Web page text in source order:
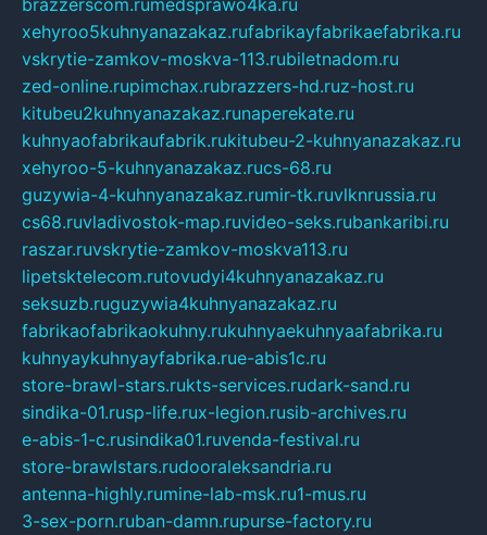
xehyroo5kuhnyanazakaz.rufabrikayfabrikaefabrika.ru
vskrytie-zamkov-moskva-113.rubiletnadom.ru
zed-online.rupimchax.rubrazzers-hd.ruz-host.ru
kitubeu2kuhnyanazakaz.runaperekate.ru
kuhnyaofabrikaufabrik.rukitubeu-2-kuhnyanazakaz.ru
xehyroo-5-kuhnyanazakaz.rucs-68.ru
guzywia-4-kuhnyanazakaz.rumir-tk.ruvlknrussia.ru
cs68.ruvladivostok-map.ruvideo-seks.rubankaribi.ru
raszar.ruvskrytie-zamkov-moskva113.ru
lipetsktelecom.rutovudyi4kuhnyanazakaz.ru
seksuzb.ruguzywia4kuhnyanazakaz.ru
fabrikaofabrikaokuhny.rukuhnyaekuhnyaafabrika.ru
kuhnyaykuhnyayfabrika.rue-abis1c.ru
store-brawl-stars.rukts-services.rudark-sand.ru
sindika-01.rusp-life.rux-legion.rusib-archives.ru
e-abis-1-c.rusindika01.ruvenda-festival.ru
store-brawlstars.rudooraleksandria.ru
antenna-highly.rumine-lab-msk.ru1-mus.ru
3-sex-porn.ruban-damn.rupurse-factory.ru